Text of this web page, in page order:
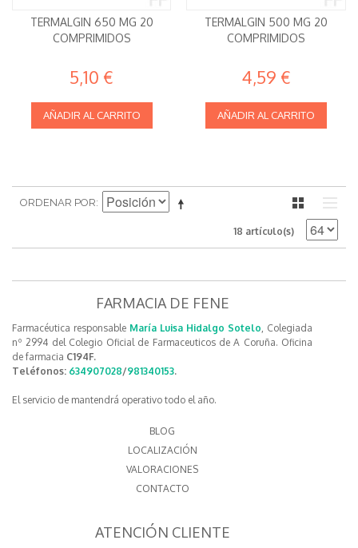
TERMALGIN 650 MG 20
COMPRIMIDOS
5,10 €
AÑADIR AL CARRITO
TERMALGIN 500 MG 20
COMPRIMIDOS
4,59 €
AÑADIR AL CARRITO
ORDENAR POR
18 artículo(s)
FARMACIA DE FENE
Farmacéutica responsable María Luisa Hidalgo Sotelo, Colegiada
nº 2994 del Colegio Oficial de Farmaceuticos de A Coruña. Oficina
de farmacia C194F.
Teléfonos: 634907028/981340153.
El servicio de mantendrá operativo todo el año.
BLOG
LOCALIZACIÓN
VALORACIONES
CONTACTO
ATENCIÓN CLIENTE